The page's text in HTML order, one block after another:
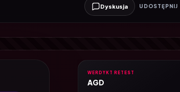
Dyskusja UDOSTĘPNIJ
WERDYKT RETEST
AGD